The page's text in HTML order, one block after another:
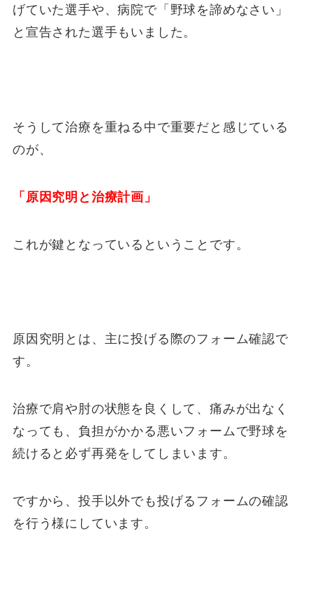
げていた選手や、病院で「野球を諦めなさい」
と宣告された選手もいました。
そうして治療を重ねる中で重要だと感じている
のが、
「原因究明と治療計画」
これが鍵となっているということです。
原因究明とは、主に投げる際のフォーム確認で
す。
治療で肩や肘の状態を良くして、痛みが出なく
なっても、負担がかかる悪いフォームで野球を
続けると必ず再発をしてしまいます。
ですから、投手以外でも投げるフォームの確認
を行う様にしています。